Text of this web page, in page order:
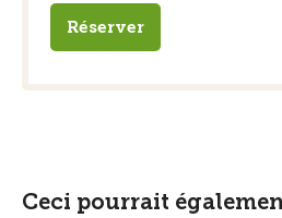
Réserver
Ceci pourrait